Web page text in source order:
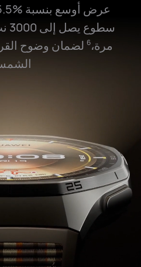
عرض أوسع بنسبة ‎5.5%‎ لتجربة غامرة.
سطوع يصل إلى 3000 نت
مرة،6 لضمان وضوح